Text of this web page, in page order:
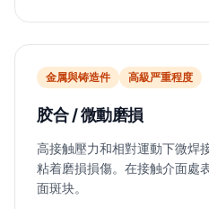
金属與铸造件 高級严重程度
胶合 / 微動磨損
高接触壓力和相對運動下微焊
粘着磨損損傷。在接触介面處
面斑块。